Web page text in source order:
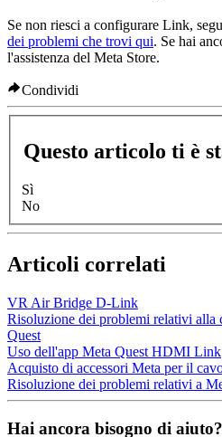
Se non riesci a configurare Link,
dei problemi che trovi qui. Se hai
l'assistenza del Meta Store.
Condividi
Questo articolo ti è
Sì
No
Articoli correlati
VR Air Bridge D-Link
Risoluzione dei problemi relativi alla
Quest
Uso dell'app Meta Quest HDMI Link
Acquisto di accessori Meta per il
Risoluzione dei problemi relativi a
Hai ancora bisogno di aiuto?